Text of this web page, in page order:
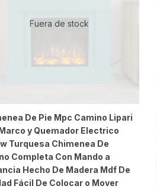
Fuera de stock
De Pie Mpc Camino Lipari
y Quemador Electrico
Turquesa Chimenea De
Completa Con Mando a
Hecho De Madera Mdf De
Fácil De Colocar o Mover